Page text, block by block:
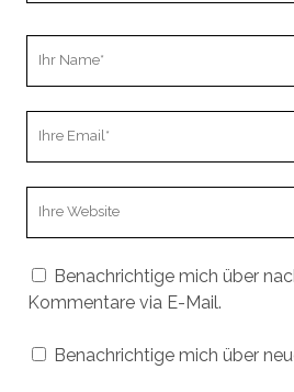
Benachrichtige mich über
Kommentare via E-Mail.
Benachrichtige mich über